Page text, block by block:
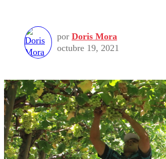
por Doris Mora
octubre 19, 2021